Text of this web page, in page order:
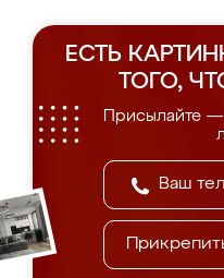
ЕСТЬ
ТОГО,
Присылайте